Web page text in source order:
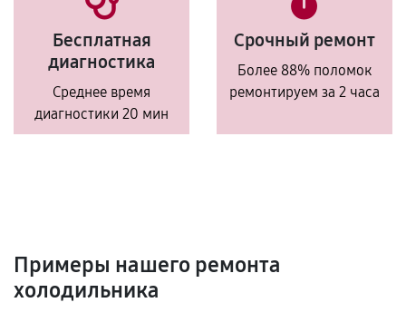
Бесплатная
диагностика
Среднее время
диагностики 20 мин
Срочный ремонт
Более 88% поломок
ремонтируем за 2 часа
Примеры нашего ремонта
холодильника